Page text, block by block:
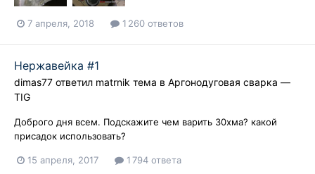
7 апреля, 2018 1 260 ответов
Нержавейка #1
dimas77 ответил matrnik тема в Аргонодуговая сварка —
TIG
Доброго дня всем. Подскажите чем варить 30хма? какой
присадок использовать?
15 апреля, 2017 1 794 ответа